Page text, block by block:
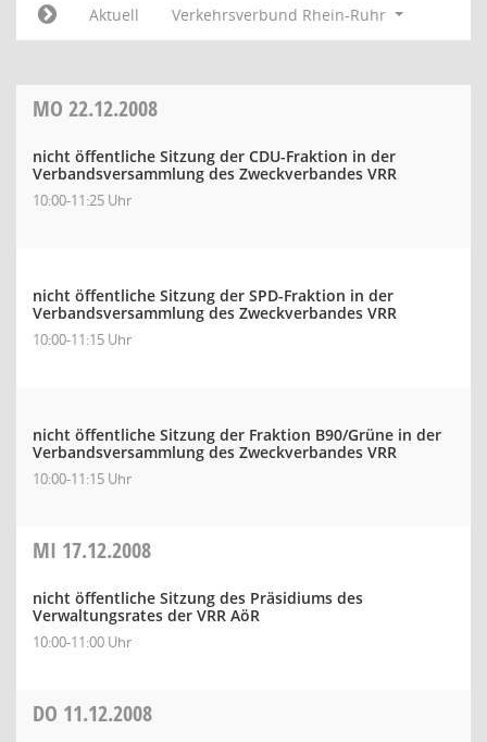
Aktuell
Verkehrsverbund Rhein-Ruhr
MO 22.12.2008
nicht öffentliche Sitzung der CDU-Fraktion in der
Verbandsversammlung des Zweckverbandes VRR
10:00-11:25 Uhr
nicht öffentliche Sitzung der SPD-Fraktion in der
Verbandsversammlung des Zweckverbandes VRR
10:00-11:15 Uhr
nicht öffentliche Sitzung der Fraktion B90/Grüne in der
Verbandsversammlung des Zweckverbandes VRR
10:00-11:15 Uhr
MI 17.12.2008
nicht öffentliche Sitzung des Präsidiums des
Verwaltungsrates der VRR AöR
10:00-11:00 Uhr
DO 11.12.2008